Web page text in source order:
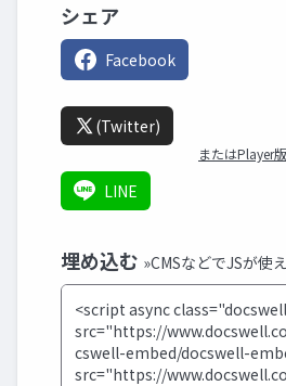
シェア
Facebook
(Twitter)
またはPlayer版
LINE
埋め込む »CMSなどでJSが使